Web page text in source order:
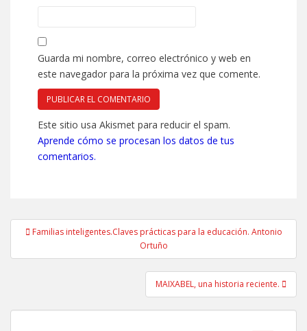
Guarda mi nombre, correo electrónico y web en
este navegador para la próxima vez que comente.
Este sitio usa Akismet para reducir el spam.
Aprende cómo se procesan los datos de tus
comentarios.
Navegación
entradas
Familias inteligentes.Claves prácticas para la educación. Antonio
Ortuño
MAIXABEL, una historia reciente.